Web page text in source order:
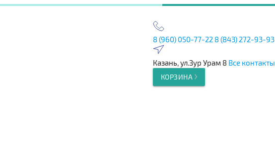
8 (960) 050-77-22 8 (843) 272-93-93
Казань, ул.Зур Урам 8 Все контакты
КОРЗИНА